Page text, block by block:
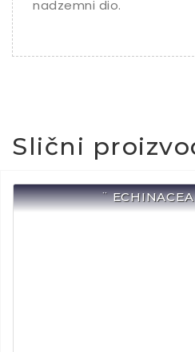
nadzemni dio.
Slični
¨